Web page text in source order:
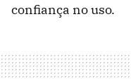
confiança no uso.